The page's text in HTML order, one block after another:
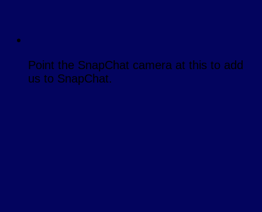
Point the SnapChat camera at this to add
us to SnapChat.